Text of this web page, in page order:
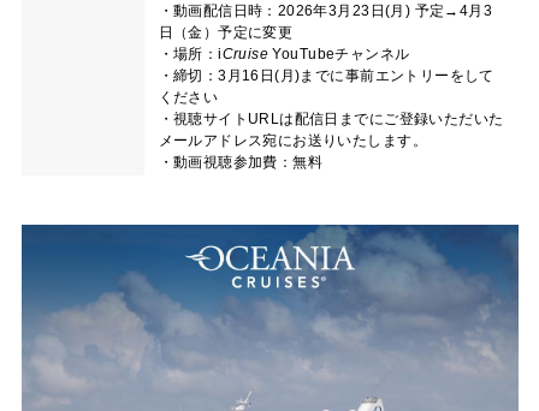
・動画配信日時：2026年3月23日(月) 予定→4月3
日（金）予定に変更
・場所：iCruise YouTubeチャンネル
・締切：3月16日(月)までに事前エントリーをして
ください
・視聴サイトURLは配信日までにご登録いただいた
メールアドレス宛にお送りいたします。
・動画視聴参加費：無料